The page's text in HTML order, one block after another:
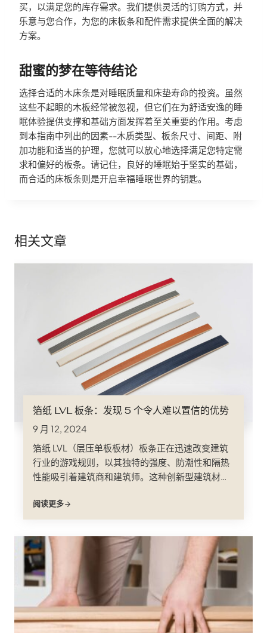
买，以满足您的库存需求。我们提供灵活的订购方式，并
乐意与您合作，为您的床板条和配件需求提供全面的解决
方案。
甜蜜的梦在等待结论
选择合适的木床条是对睡眠质量和床垫寿命的投资。虽然
这些不起眼的木板经常被忽视，但它们在为舒适安逸的睡
眠体验提供支撑和基础方面发挥着至关重要的作用。考虑
到本指南中列出的因素--木质类型、板条尺寸、间距、附
加功能和适当的护理，您就可以放心地选择满足您特定需
求和偏好的板条。请记住，良好的睡眠始于坚实的基础，
而合适的床板条则是开启幸福睡眠世界的钥匙。
相关文章
箔纸 LVL 板条：发现 5 个令人难以置信的优势
9 月 12, 2024
箔纸 LVL（层压单板板材）板条正在迅速改变建筑
行业的游戏规则，以其独特的强度、防潮性和隔热
性能吸引着建筑商和建筑师。这种创新型建筑材料
合，代表了建筑业的一次重大飞跃；
阅读更多